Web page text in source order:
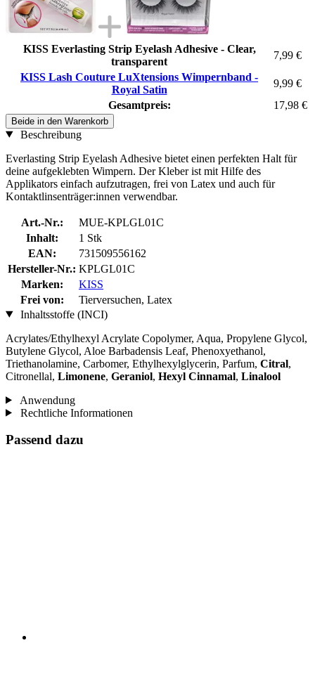
KISS Everlasting Strip Eyelash Adhesive - Clear,
transparent
7,99 €
KISS Lash Couture LuXtensions Wimpernband -
Royal Satin
9,99 €
Gesamtpreis:
17,98 €
Beide in den Warenkorb
Beschreibung
Everlasting Strip Eyelash Adhesive bietet einen perfekten Halt für
deine aufgeklebten Wimpern. Der Kleber ist mit Hilfe des
Applikators einfach aufzutragen, frei von Latex und auch für
Kontaktlinsenträger:innen verwendbar.
Art.-Nr.:
MUE-KPLGL01C
Inhalt:
1 Stk
EAN:
731509556162
Hersteller-Nr.: KPLGL01C
Marken:
KISS
Frei von:
Tierversuchen, Latex
Inhaltsstoffe (INCI)
Acrylates/Ethylhexyl Acrylate Copolymer, Aqua, Propylene Glycol,
Butylene Glycol, Aloe Barbadensis Leaf, Phenoxyethanol,
Triethanolamine, Carbomer, Ethylhexylglycerin, Parfum, Citral,
Citronellal, Limonene, Geraniol, Hexyl Cinnamal, Linalool
Anwendung
Rechtliche Informationen
Passend dazu